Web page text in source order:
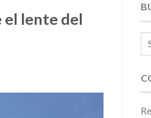
el lente del